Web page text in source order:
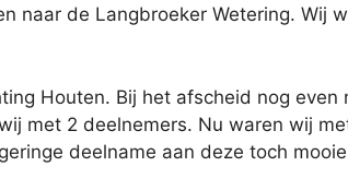
naar de Langbroeker Wetering. Wij
Houten. Bij het afscheid nog
met 2 deelnemers. Nu waren wij
deelname aan deze toch